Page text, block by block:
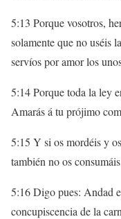
5:13 Porque vosotros,
solamente que no uséis
servíos por amor los
5:14 Porque toda la ley
Amarás á tu prójimo
5:15 Y si os mordéis y
también no os
5:16 Digo pues: Andad
concupiscencia de la